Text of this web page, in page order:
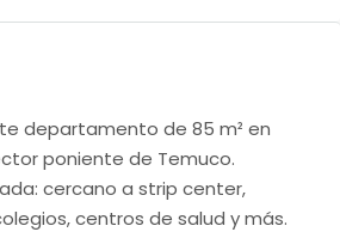
departamento de 85 m² en
poniente de Temuco.
cercano a strip center,
centros de salud y más.